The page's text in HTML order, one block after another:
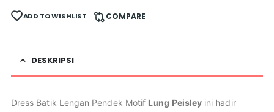
ADD TO WISHLIST COMPARE
DESKRIPSI
Dress Batik Lengan Pendek Motif Lung Peisley ini hadir